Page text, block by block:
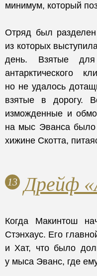
минимум, который
Отряд был
из которых
день. Взятые для
антарктического
но не удалось
взятые в дорогу.
изможденные и
на мыс Эванса было
хижине Скотта,
13 Дрейф
Когда Макинтош
Стэнхаус. Его
и Хат, что было
у мыса Эванс, где